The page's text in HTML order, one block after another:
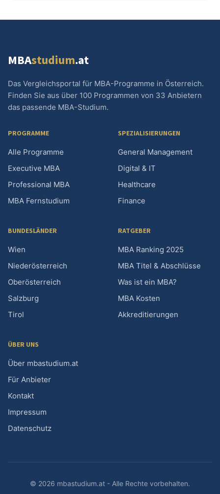
MBAstudium.at
Das Vergleichsportal für MBA-Programme in Österreich.
Finden Sie aus über 100 Programmen von 33 Anbietern
das passende MBA-Studium.
PROGRAMME
Alle Programme
Executive MBA
Professional MBA
MBA Fernstudium
SPEZIALISIERUNGEN
General Management
Digital & IT
Healthcare
Finance
BUNDESLÄNDER
Wien
Niederösterreich
Oberösterreich
Salzburg
Tirol
RATGEBER
MBA Ranking 2025
MBA Titel & Abschlüsse
Was ist ein MBA?
MBA Kosten
Akkreditierungen
ÜBER UNS
Über mbastudium.at
Für Anbieter
Kontakt
Impressum
Datenschutz
© 2026 mbastudium.at - Alle Rechte vorbehalten.